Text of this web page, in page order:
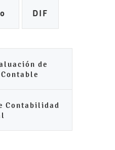
DIF
de
Contabilidad